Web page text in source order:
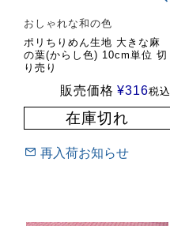
おしゃれな和の色
ポリちりめん生地 大きな麻
の葉(からし色) 10cm単位 切
り売り
販売価格 ¥316税込
在庫切れ
再入荷お知らせ